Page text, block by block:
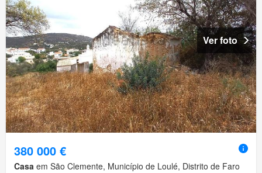
Ver foto
380 000 €
Casa em São Clemente, Município de Loulé, Distrito de Faro